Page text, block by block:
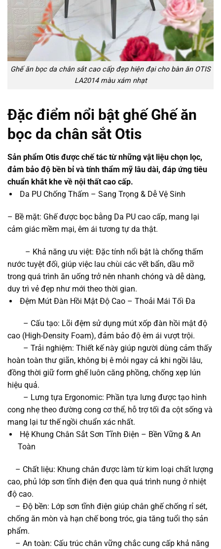
Ghế ăn bọc da chân sắt cao cấp đẹp hiện đại cho bàn ăn OTIS
LA2014 màu xám nhạt
Đặc điểm nổi bật ghế Ghế ăn
bọc da chân sắt Otis
Sản phẩm Otis được chế tác từ những vật liệu chọn lọc,
đảm bảo độ bền bỉ và tính thẩm mỹ lâu dài, đáp ứng tiêu
chuẩn khắt khe về nội thất cao cấp.
Da PU Chống Thấm – Sang Trọng & Dễ Vệ Sinh
– Bề mặt: Ghế được bọc bằng Da PU cao cấp, mang lại
cảm giác mềm mại, êm ái tương tự da thật.
– Khả năng ưu việt: Đặc tính nổi bật là chống thấm
nước tuyệt đối, giúp việc lau chùi các vết bẩn, dầu mỡ
trong quá trình ăn uống trở nên nhanh chóng và dễ dàng,
duy trì vẻ đẹp như mới theo thời gian.
Đệm Mút Đàn Hồi Mật Độ Cao – Thoải Mái Tối Đa
– Cấu tạo: Lõi đệm sử dụng mút xốp đàn hồi mật độ
cao (High-Density Foam), đảm bảo độ êm ái vượt trội.
– Trải nghiệm: Thiết kế này giúp người dùng cảm thấy
hoàn toàn thư giãn, không bị ê mỏi ngay cả khi ngồi lâu,
đồng thời giữ form ghế luôn căng phồng, chống xẹp lún
hiệu quả.
– Lưng tựa Ergonomic: Phần tựa lưng được tạo hình
cong nhẹ theo đường cong cơ thể, hỗ trợ tối đa cột sống và
mang lại tư thế ngồi chuẩn xác nhất.
Hệ Khung Chân Sắt Sơn Tĩnh Điện – Bền Vững & An
Toàn
– Chất liệu: Khung chân được làm từ kim loại chất lượng
cao, phủ lớp sơn tĩnh điện đen qua quá trình nung ở nhiệt
độ cao.
– Độ bền: Lớp sơn tĩnh điện giúp chân ghế chống rỉ sét,
chống ăn mòn và hạn chế bong tróc, gia tăng tuổi thọ sản
phẩm.
– An toàn: Cấu trúc chân vững chắc cung cấp khả năng